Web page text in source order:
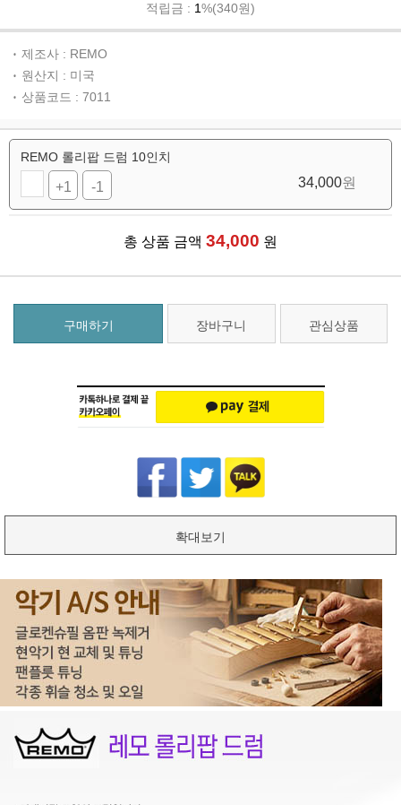
적립금 : 1%(340원)
제조사 : REMO
원산지 : 미국
상품코드 : 7011
REMO 롤리팝 드럼 10인치
+1 -1 34,000원
총 상품 금액 34,000 원
구매하기 장바구니 관심상품
확대보기